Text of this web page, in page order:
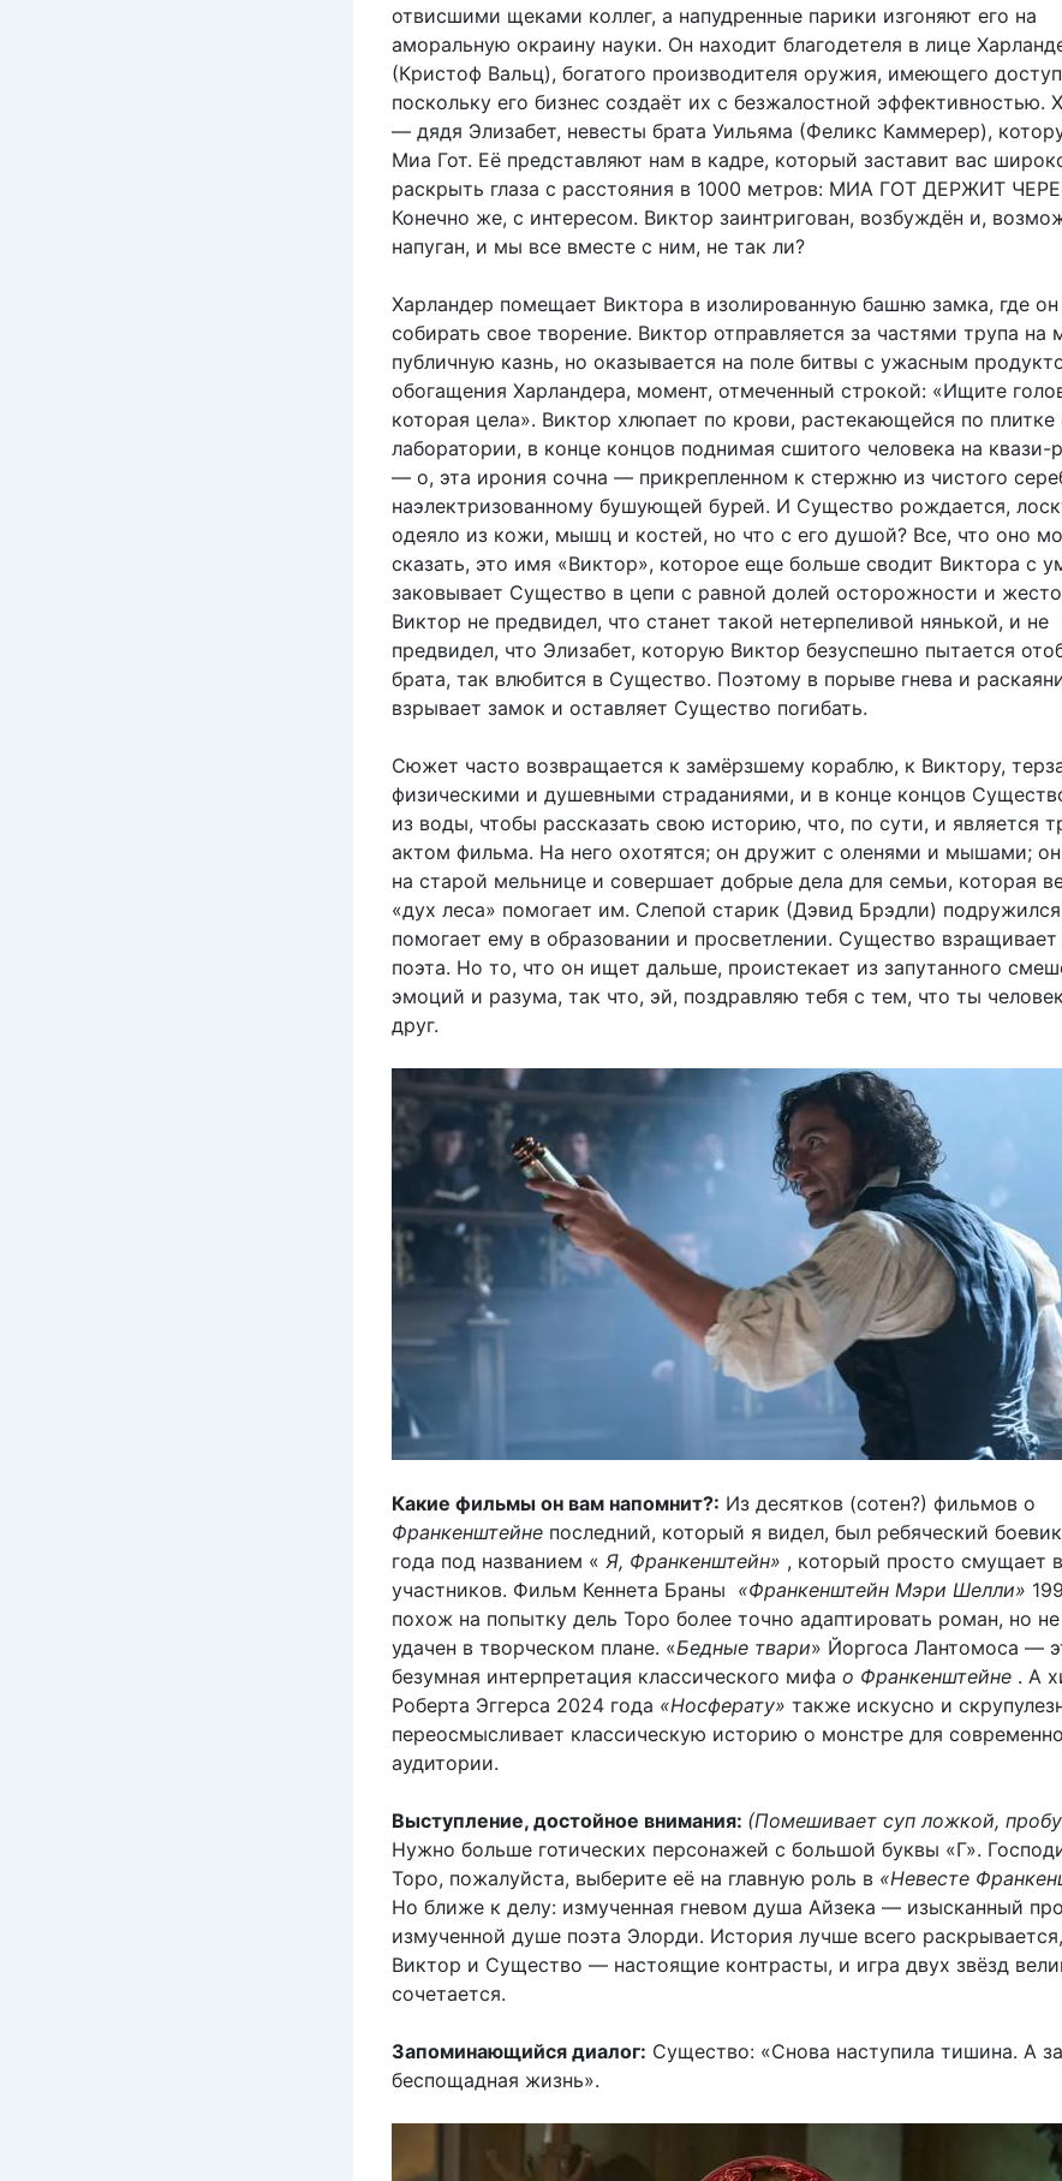
отвисшими щеками коллег, а напудренные парики изгоняют его на
аморальную окраину науки. Он находит благодетеля в лице
(Кристоф Вальц), богатого производителя оружия, имеющего
поскольку его бизнес создаёт их с безжалостной эффективностью.
— дядя Элизабет, невесты брата Уильяма (Феликс Каммерер),
Миа Гот. Её представляют нам в кадре, который заставит вас
раскрыть глаза с расстояния в 1000 метров: МИА ГОТ ДЕРЖИТ
Конечно же, с интересом. Виктор заинтригован, возбуждён и,
напуган, и мы все вместе с ним, не так ли?
Харландер помещает Виктора в изолированную башню замка, где он
собирать свое творение. Виктор отправляется за частями трупа на
публичную казнь, но оказывается на поле битвы с ужасным
обогащения Харландера, момент, отмеченный строкой: «Ищите
которая цела». Виктор хлюпает по крови, растекающейся по плитке
лаборатории, в конце концов поднимая сшитого человека на квази-
— о, эта ирония сочна — прикрепленном к стержню из чистого
наэлектризованному бушующей бурей. И Существо рождается,
одеяло из кожи, мышц и костей, но что с его душой? Все, что оно
сказать, это имя «Виктор», которое еще больше сводит Виктора с
заковывает Существо в цепи с равной долей осторожности и
Виктор не предвидел, что станет такой нетерпеливой нянькой, и не
предвидел, что Элизабет, которую Виктор безуспешно пытается
брата, так влюбится в Существо. Поэтому в порыве гнева и
взрывает замок и оставляет Существо погибать.
Сюжет часто возвращается к замёрзшему кораблю, к Виктору,
физическими и душевными страданиями, и в конце концов
из воды, чтобы рассказать свою историю, что, по сути, и является
актом фильма. На него охотятся; он дружит с оленями и мышами; он
на старой мельнице и совершает добрые дела для семьи, которая
«дух леса» помогает им. Слепой старик (Дэвид Брэдли)
помогает ему в образовании и просветлении. Существо
поэта. Но то, что он ищет дальше, проистекает из запутанного
эмоций и разума, так что, эй, поздравляю тебя с тем, что ты
друг.
Какие фильмы он вам напомнит?: Из десятков (сотен?) фильмов о
Франкенштейне последний, который я видел, был ребяческий
года под названием « Я, Франкенштейн» , который просто смущает
участников. Фильм Кеннета Браны «Франкенштейн Мэри Шелли»
похож на попытку дель Торо более точно адаптировать роман, но не
удачен в творческом плане. «Бедные твари» Йоргоса Лантомоса —
безумная интерпретация классического мифа о Франкенштейне . А
Роберта Эггерса 2024 года «Носферату» также искусно и
переосмысливает классическую историю о монстре для
аудитории.
Выступление, достойное внимания: (Помешивает суп ложкой,
Нужно больше готических персонажей с большой буквы «Г».
Торо, пожалуйста, выберите её на главную роль в «Невесте
Но ближе к делу: измученная гневом душа Айзека — изысканный
измученной душе поэта Элорди. История лучше всего
Виктор и Существо — настоящие контрасты, и игра двух звёзд
сочетается.
Запоминающийся диалог: Существо: «Снова наступила тишина. А
беспощадная жизнь».